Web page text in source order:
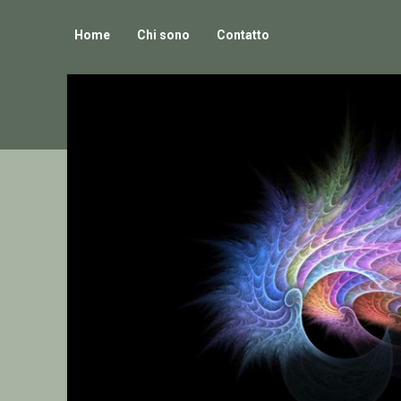
Home Chi sono Contatto